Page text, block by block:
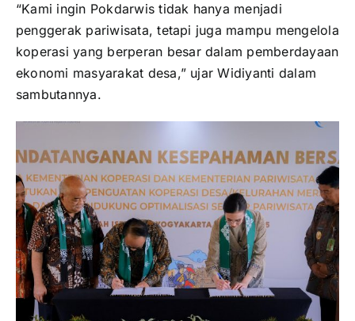
“Kami ingin Pokdarwistidak hanya menjadi
penggerak pariwisata,tetapi juga mampu mengelola
koperasiyang berperan besar dalam pemberdayaan
ekonomi masyarakat desa,” ujarWidiyanti dalam
sambutannya.